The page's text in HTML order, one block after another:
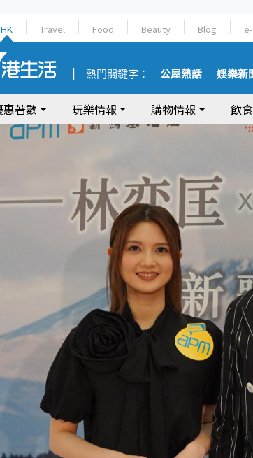
HK Travel Food Beauty Blog
熱門關鍵字： 公屋熱話 娛樂新
惠著數 玩樂情報 購物情報 飲